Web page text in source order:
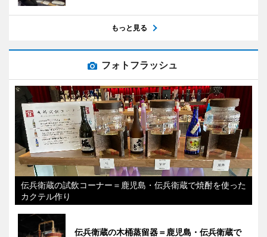
もっと見る
フォトフラッシュ
伝兵衛蔵の試飲コーナー＝鹿児島・伝兵衛蔵で焼酎を使った
カクテル作り
伝兵衛蔵の木桶蒸留器＝鹿児島・伝兵衛蔵で